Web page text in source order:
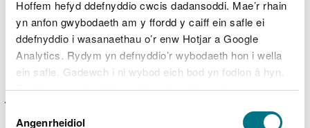
Hoffem hefyd ddefnyddio cwcis dadansoddi. Mae’r rhain
yn anfon gwybodaeth am y ffordd y caiff ein safle ei
ddefnyddio i wasanaethau o’r enw Hotjar a Google
Analytics. Rydym yn defnyddio’r wybodaeth hon i wella
ein safle. Gadewch i ni wybod eich bod yn fodlon â hyn.
Byddwn yn defnyddio cwci i gadw eich dewis.
Gellirdarllen mwy am ein cwcis cyn i chi ddewis.
Dewis
Caniatâd
Angenrheidiol
llygredd. Er enghraifft, deuclorineiddio’r dŵr, neu
gyfyngu ar ryddhau solidau crog.
Ffotograffau neu wybodaeth arall i gefnogi eich
cais.
paratoi os ydych yn rhyddhau o gronfa ddŵr.